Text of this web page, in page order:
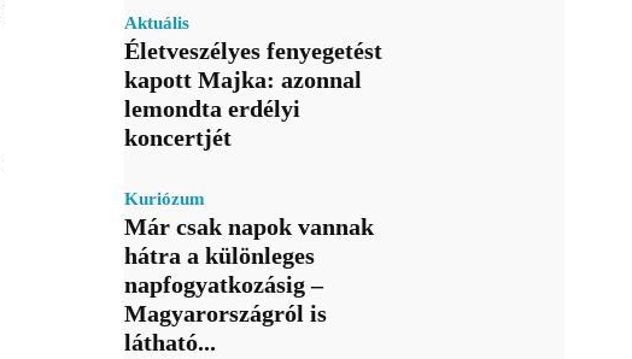
Aktuális
Életveszélyes fenyegetést
kapott Majka: azonnal
lemondta erdélyi
koncertjét
Kuriózum
Már csak napok vannak
hátra a különleges
napfogyatkozásig –
Magyarországról is
látható...